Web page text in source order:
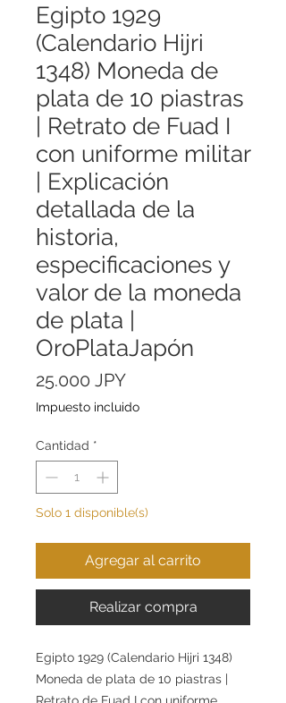
Egipto 1929
(Calendario Hijri
1348) Moneda de
plata de 10 piastras
| Retrato de Fuad I
con uniforme militar
| Explicación
detallada de la
historia,
especificaciones y
valor de la moneda
de plata |
OroPlataJapón
25.000 JPYPrecio
Impuesto incluido
Cantidad *
Solo 1 disponible(s)
Agregar al carrito
Realizar compra
Egipto 1929 (Calendario Hijri 1348)
Moneda de plata de 10 piastras |
Retrato de Fuad I con uniforme